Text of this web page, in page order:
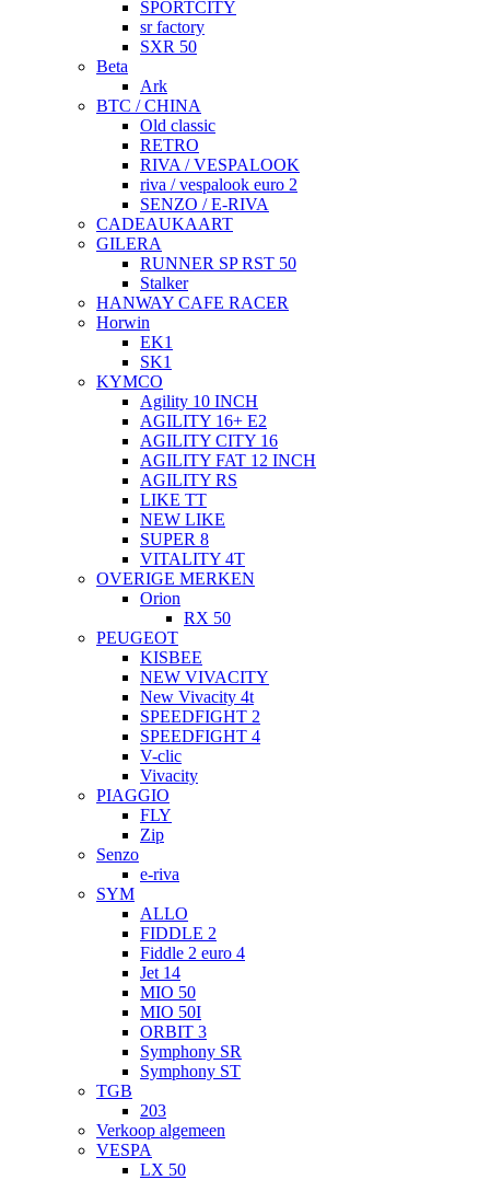
SPORTCITY
sr factory
SXR 50
Beta
Ark
BTC / CHINA
Old classic
RETRO
RIVA / VESPALOOK
riva / vespalook euro 2
SENZO / E-RIVA
CADEAUKAART
GILERA
RUNNER SP RST 50
Stalker
HANWAY CAFE RACER
Horwin
EK1
SK1
KYMCO
Agility 10 INCH
AGILITY 16+ E2
AGILITY CITY 16
AGILITY FAT 12 INCH
AGILITY RS
LIKE TT
NEW LIKE
SUPER 8
VITALITY 4T
OVERIGE MERKEN
Orion
RX 50
PEUGEOT
KISBEE
NEW VIVACITY
New Vivacity 4t
SPEEDFIGHT 2
SPEEDFIGHT 4
V-clic
Vivacity
PIAGGIO
FLY
Zip
Senzo
e-riva
SYM
ALLO
FIDDLE 2
Fiddle 2 euro 4
Jet 14
MIO 50
MIO 50I
ORBIT 3
Symphony SR
Symphony ST
TGB
203
Verkoop algemeen
VESPA
LX 50